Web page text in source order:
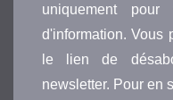
uniquement
d'information. Vous
le lien de
newsletter. Pour en